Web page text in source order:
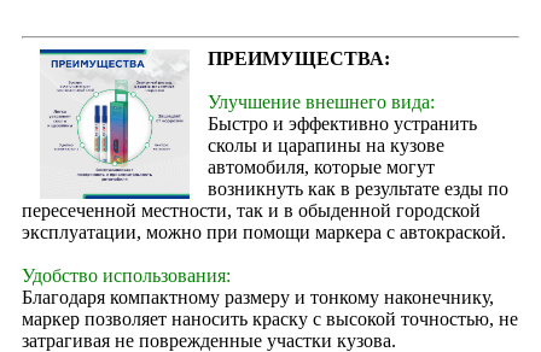
ПРЕИМУЩЕСТВА:
Улучшение внешнего вида:
Быстро и эффективно устранить
сколы и царапины на кузове
автомобиля, которые могут
возникнуть как в результате езды по
пересеченной местности, так и в обыденной городской
эксплуатации, можно при помощи маркера с автокраской.
Удобство использования:
Благодаря компактному размеру и тонкому наконечнику,
маркер позволяет наносить краску с высокой точностью, не
затрагивая не поврежденные участки кузова.